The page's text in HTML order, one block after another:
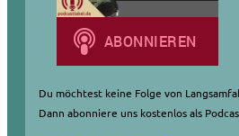
Du möchtest keine Folge von
Dann abonniere uns kostenlos als